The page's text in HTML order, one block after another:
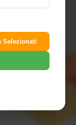
Selezionati